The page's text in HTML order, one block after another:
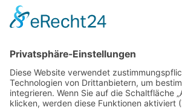
Vogue Vintage
Herren
Accessoires
Einzelschnittmuster Burda
Tops
Kleider
Röcke & Hosen
Homewear